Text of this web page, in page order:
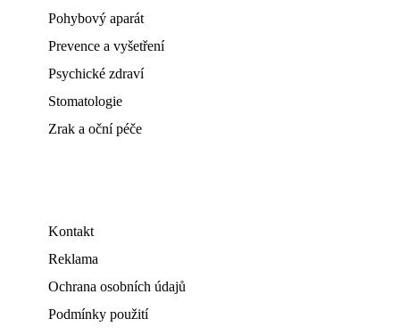
Pohybový aparát
Prevence a vyšetření
Psychické zdraví
Stomatologie
Zrak a oční péče
Kontakt
Reklama
Ochrana osobních údajů
Podmínky použití